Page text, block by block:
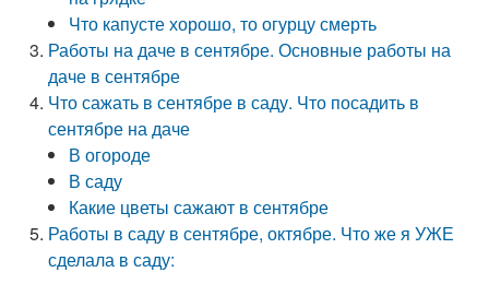
Что капусте хорошо, то огурцу смерть
Работы на даче в сентябре. Основные работы на
даче в сентябре
Что сажать в сентябре в саду. Что посадить в
сентябре на даче
В огороде
В саду
Какие цветы сажают в сентябре
Работы в саду в сентябре, октябре. Что же я УЖЕ
сделала в саду: